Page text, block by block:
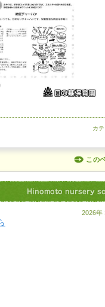
カ
この
2026年